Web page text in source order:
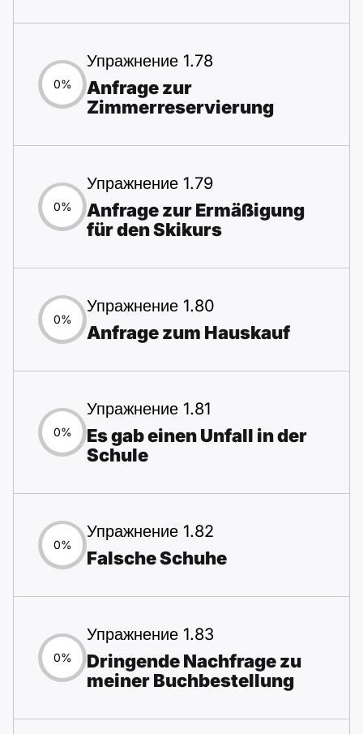
0%
Упражнение 1.78
Anfrage zur
Zimmerreservierung
0%
Упражнение 1.79
Anfrage zur Ermäßigung
für den Skikurs
0%
Упражнение 1.80
Anfrage zum Hauskauf
0%
Упражнение 1.81
Es gab einen Unfall in der
Schule
0%
Упражнение 1.82
Falsche Schuhe
0%
Упражнение 1.83
Dringende Nachfrage zu
meiner Buchbestellung